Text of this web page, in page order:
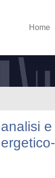
Home
e